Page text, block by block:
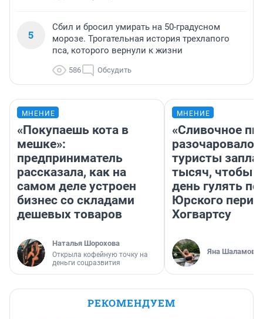
5
Сбил и бросил умирать на 50-градусном
морозе. Трогательная история трехлапого
пса, которого вернули к жизни
586 Обсудить
МНЕНИЕ
«Покупаешь кота в
мешке»:
предприниматель
рассказала, как на
самом деле устроен
бизнес со складами
дешевых товаров
Наталья Шорохова
Открыла кофейную точку на
деньги соцразвития
МНЕНИЕ
«Сливочное
разочаровало»:
туристы
тысяч, чтобы
день гулять по
Юрского
Хогвартсу
Яна Шаламова
РЕКОМЕНДУЕМ